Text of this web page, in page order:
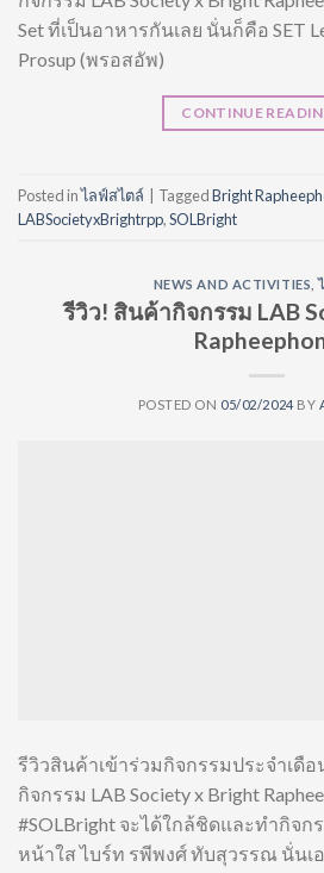
Set ที่เป็นอาหารกันเลย นั่นก็คือ SET
Prosup (พรอสอัพ)
CONTINUE
Posted inไลฟ์สไตล์ TaggedBright
LABSocietyxBrightrpp,SOLBright
NEWS AND ACTIVITIES ,
รีวิว! สินค้ากิจกรรม LAB
POSTED ON 05/02/2024 BY
รีวิวสินค้าเข้าร่วมกิจกรรมประจำเดื
กิจกรรม LAB Society x Bright
#SOLBright จะได้ใกล้ชิดและทำกิจก
หน้าใส ไบร์ท รพีพงศ์ ทับสุวรรณ นั่นเ